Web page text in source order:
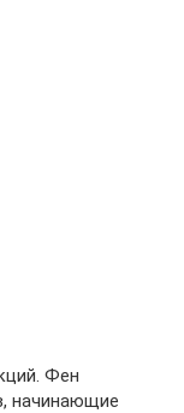
Фен
начинающие